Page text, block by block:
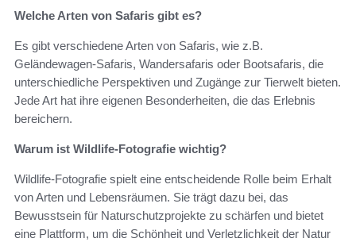
Welche Arten von Safaris gibt es?
Es gibt verschiedene Arten von Safaris, wie z.B.
Geländewagen-Safaris, Wandersafaris oder Bootsafaris, die
unterschiedliche Perspektiven und Zugänge zur Tierwelt bieten.
Jede Art hat ihre eigenen Besonderheiten, die das Erlebnis
bereichern.
Warum ist Wildlife-Fotografie wichtig?
Wildlife-Fotografie spielt eine entscheidende Rolle beim Erhalt
von Arten und Lebensräumen. Sie trägt dazu bei, das
Bewusstsein für Naturschutzprojekte zu schärfen und bietet
eine Plattform, um die Schönheit und Verletzlichkeit der Natur